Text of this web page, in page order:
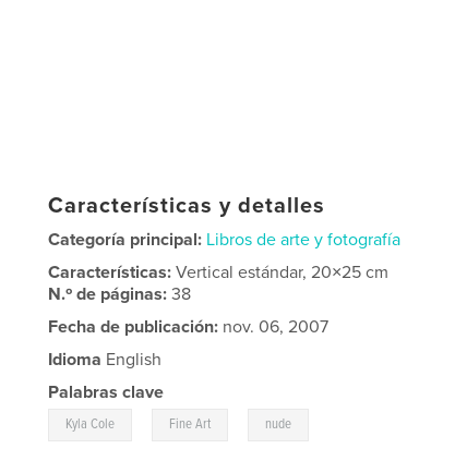
Características y detalles
Categoría principal: Libros de arte y fotografía
Características:Vertical estándar, 20×25 cm
N.º de páginas:38
Fecha de publicación: nov. 06, 2007
Idioma English
Palabras clave
Kyla Cole Fine Art nude